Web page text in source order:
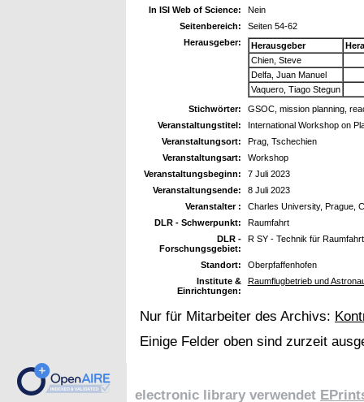
In ISI Web of Science:
Nein
Seitenbereich:
Seiten 54-62
Herausgeber:
Herausgeber
Chien, Steve
Delfa, Juan Manuel
Vaquero, Tiago Stegun
Stichwörter:
GSOC, mission planning,
Veranstaltungstitel:
International Workshop on
Veranstaltungsort:
Prag, Tschechien
Veranstaltungsart:
Workshop
Veranstaltungsbeginn:
7 Juli 2023
Veranstaltungsende:
8 Juli 2023
Veranstalter :
Charles University, Prague,
DLR - Schwerpunkt:
Raumfahrt
DLR -
Forschungsgebiet:
R SY - Technik für
Standort:
Oberpfaffenhofen
Institute &
Einrichtungen:
Raumflugbetrieb und
Nur für Mitarbeiter des Archivs:
Einige Felder oben sind zurzeit
electronic library verwendet